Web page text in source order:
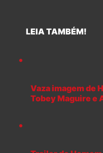
LEIA TAMBÉM!
Vaza imagem de
Tobey Maguire e